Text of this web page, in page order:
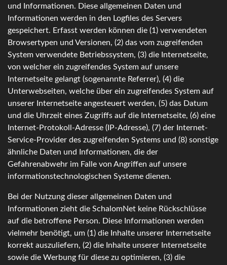
und Informationen. Diese allgemeinen Daten und
Informationen werden in den Logfiles des Servers
gespeichert. Erfasst werden können die (1) verwendeten
Browsertypen und Versionen, (2) das vom zugreifenden
System verwendete Betriebssystem, (3) die Internetseite,
von welcher ein zugreifendes System auf unsere
Internetseite gelangt (sogenannte Referrer), (4) die
Unterwebseiten, welche über ein zugreifendes System auf
unserer Internetseite angesteuert werden, (5) das Datum
und die Uhrzeit eines Zugriffs auf die Internetseite, (6) eine
Internet-Protokoll-Adresse (IP-Adresse), (7) der Internet-
Service-Provider des zugreifenden Systems und (8) sonstige
ähnliche Daten und Informationen, die der
Gefahrenabwehr im Falle von Angriffen auf unsere
informationstechnologischen Systeme dienen.
Bei der Nutzung dieser allgemeinen Daten und
Informationen zieht die SchalomNet keine Rückschlüsse
auf die betroffene Person. Diese Informationen werden
vielmehr benötigt, um (1) die Inhalte unserer Internetseite
korrekt auszuliefern, (2) die Inhalte unserer Internetseite
sowie die Werbung für diese zu optimieren, (3) die